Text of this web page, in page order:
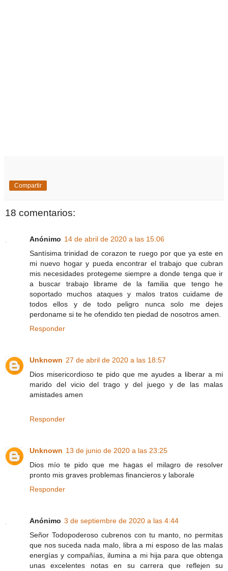
Compartir
18 comentarios:
Anónimo 14 de abril de 2020 a las 15:06
Santísima trinidad de corazon te ruego por que ya este en
mi nuevo hogar y pueda encontrar el trabajo que cubran
mis necesidades protegeme siempre a donde tenga que ir
a buscar trabajo librame de la familia que tengo he
soportado muchos ataques y malos tratos cuidame de
todos ellos y de todo peligro nunca solo me dejes
perdoname si te he ofendido ten piedad de nosotros amen.
Responder
Unknown 27 de abril de 2020 a las 18:57
Dios misericordioso te pido que me ayudes a liberar a mi
marido del vicio del trago y del juego y de las malas
amistades amen
Responder
Unknown 13 de junio de 2020 a las 23:25
Dios mío te pido que me hagas el milagro de resolver
pronto mis graves problemas financieros y laborale
Responder
Anónimo 3 de septiembre de 2020 a las 4:44
Señor Todopoderoso cubrenos con tu manto, no permitas
que nos suceda nada malo, libra a mi esposo de las malas
energías y compañías, ilumina a mi hija para que obtenga
unas excelentes notas en su carrera que reflejen su